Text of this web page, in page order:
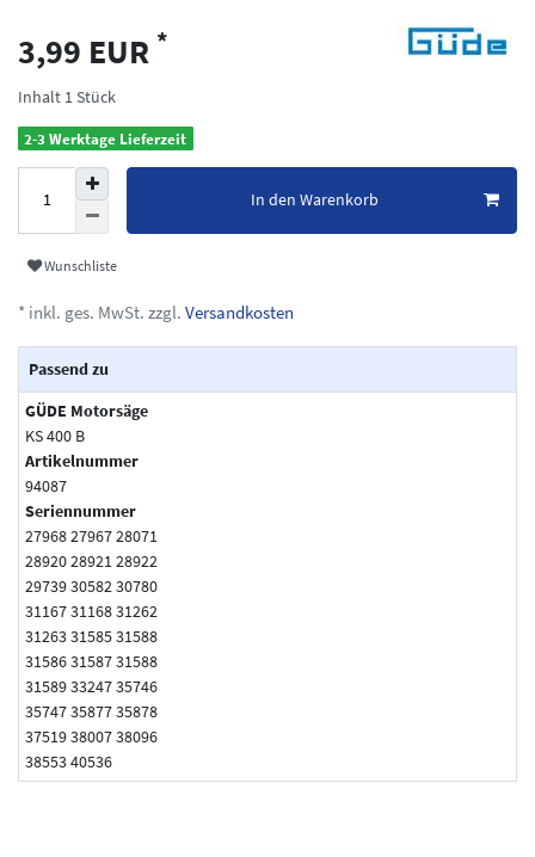
3,99 EUR *
Inhalt 1 Stück
2-3 Werktage Lieferzeit
In den Warenkorb
Wunschliste
* inkl. ges. MwSt. zzgl. Versandkosten
Passend zu
GÜDE Motorsäge
KS 400 B
Artikelnummer
94087
Seriennummer
27968 27967 28071
28920 28921 28922
29739 30582 30780
31167 31168 31262
31263 31585 31588
31586 31587 31588
31589 33247 35746
35747 35877 35878
37519 38007 38096
38553 40536